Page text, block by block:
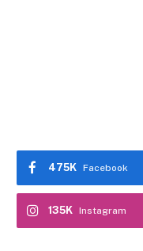
Facebook
475K
Instagram
135K